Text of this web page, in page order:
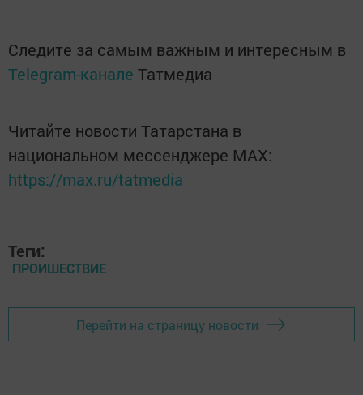
Следите за самым важным и интересным в
Telegram-канале Татмедиа
Читайте новости Татарстана в
национальном мессенджере MАХ:
https://max.ru/tatmedia
Теги:
ПРОИШЕСТВИЕ
Перейти на страницу новости